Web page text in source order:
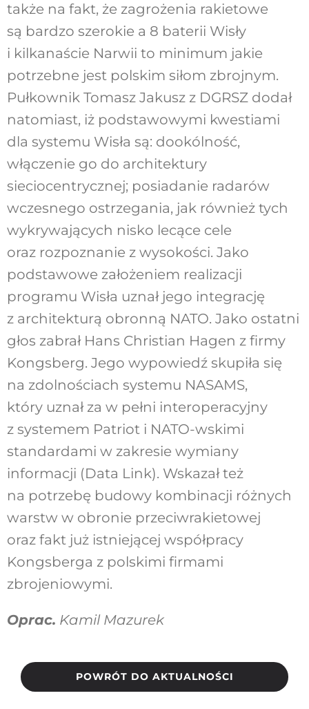
także na fakt, że zagrożenia rakietowe
są bardzo szerokie a 8 baterii Wisły
i kilkanaście Narwii to minimum jakie
potrzebne jest polskim siłom zbrojnym.
Pułkownik Tomasz Jakusz z DGRSZ dodał
natomiast, iż podstawowymi kwestiami
dla systemu Wisła są: dookólność,
włączenie go do architektury
sieciocentrycznej; posiadanie radarów
wczesnego ostrzegania, jak również tych
wykrywających nisko lecące cele
oraz rozpoznanie z wysokości. Jako
podstawowe założeniem realizacji
programu Wisła uznał jego integrację
z architekturą obronną NATO. Jako ostatni
głos zabrał Hans Christian Hagen z firmy
Kongsberg. Jego wypowiedź skupiła się
na zdolnościach systemu NASAMS,
który uznał za w pełni interoperacyjny
z systemem Patriot i NATO-wskimi
standardami w zakresie wymiany
informacji (Data Link). Wskazał też
na potrzebę budowy kombinacji różnych
warstw w obronie przeciwrakietowej
oraz fakt już istniejącej współpracy
Kongsberga z polskimi firmami
zbrojeniowymi.
Oprac. Kamil Mazurek
POWRÓT DO AKTUALNOŚCI